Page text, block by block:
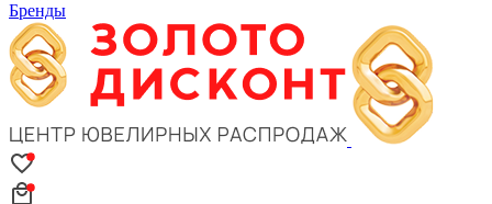
Бренды